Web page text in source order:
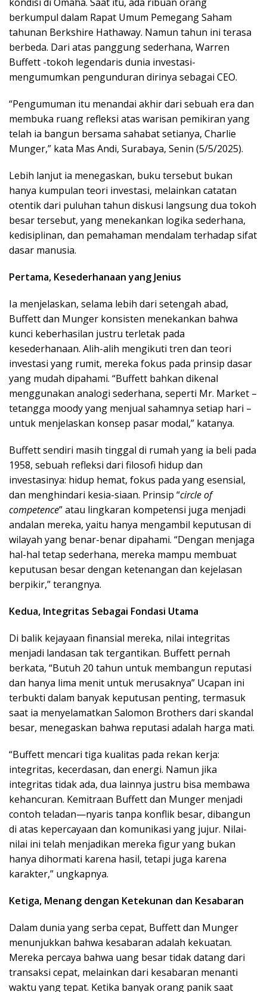
berkumpul dalam Rapat Umum Pemegang Saham
tahunan Berkshire Hathaway. Namun tahun ini terasa
berbeda. Dari atas panggung sederhana, Warren
Buffett -tokoh legendaris dunia investasi-
mengumumkan pengunduran dirinya sebagai CEO.
“Pengumuman itu menandai akhir dari sebuah era dan
membuka ruang refleksi atas warisan pemikiran yang
telah ia bangun bersama sahabat setianya, Charlie
Munger,” kata Mas Andi, Surabaya, Senin (5/5/2025).
Lebih lanjut ia menegaskan, buku tersebut bukan
hanya kumpulan teori investasi, melainkan catatan
otentik dari puluhan tahun diskusi langsung dua tokoh
besar tersebut, yang menekankan logika sederhana,
kedisiplinan, dan pemahaman mendalam terhadap sifat
dasar manusia.
Pertama, Kesederhanaan yang Jenius
Ia menjelaskan, selama lebih dari setengah abad,
Buffett dan Munger konsisten menekankan bahwa
kunci keberhasilan justru terletak pada
kesederhanaan. Alih-alih mengikuti tren dan teori
investasi yang rumit, mereka fokus pada prinsip dasar
yang mudah dipahami. “Buffett bahkan dikenal
menggunakan analogi sederhana, seperti Mr. Market –
tetangga moody yang menjual sahamnya setiap hari –
untuk menjelaskan konsep pasar modal,” katanya.
Buffett sendiri masih tinggal di rumah yang ia beli pada
1958, sebuah refleksi dari filosofi hidup dan
investasinya: hidup hemat, fokus pada yang esensial,
dan menghindari kesia-siaan. Prinsip “circle of
competence” atau lingkaran kompetensi juga menjadi
andalan mereka, yaitu hanya mengambil keputusan di
wilayah yang benar-benar dipahami. “Dengan menjaga
hal-hal tetap sederhana, mereka mampu membuat
keputusan besar dengan ketenangan dan kejelasan
berpikir,” terangnya.
Kedua, Integritas Sebagai Fondasi Utama
Di balik kejayaan finansial mereka, nilai integritas
menjadi landasan tak tergantikan. Buffett pernah
berkata, “Butuh 20 tahun untuk membangun reputasi
dan hanya lima menit untuk merusaknya” Ucapan ini
terbukti dalam banyak keputusan penting, termasuk
saat ia menyelamatkan Salomon Brothers dari skandal
besar, menegaskan bahwa reputasi adalah harga mati.
“Buffett mencari tiga kualitas pada rekan kerja:
integritas, kecerdasan, dan energi. Namun jika
integritas tidak ada, dua lainnya justru bisa membawa
kehancuran. Kemitraan Buffett dan Munger menjadi
contoh teladan—nyaris tanpa konflik besar, dibangun
di atas kepercayaan dan komunikasi yang jujur. Nilai-
nilai ini telah menjadikan mereka figur yang bukan
hanya dihormati karena hasil, tetapi juga karena
karakter,” ungkapnya.
Ketiga, Menang dengan Ketekunan dan Kesabaran
Dalam dunia yang serba cepat, Buffett dan Munger
menunjukkan bahwa kesabaran adalah kekuatan.
Mereka percaya bahwa uang besar tidak datang dari
transaksi cepat, melainkan dari kesabaran menanti
waktu yang tepat. Ketika banyak orang panik saat